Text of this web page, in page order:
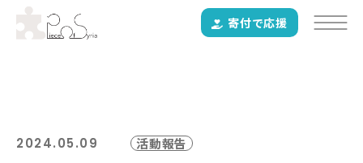
寄付で応援
2024.05.09 活動報告